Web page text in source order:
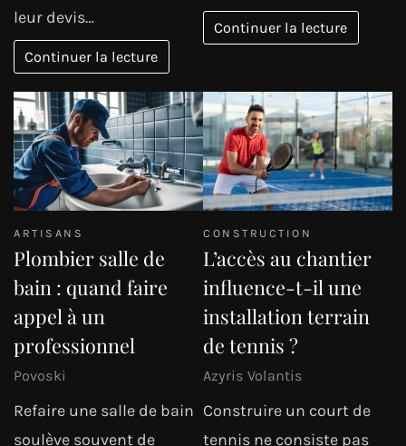
leur devis…
Continuer la lecture
Continuer la lecture
ARTISANS
Plombier salle de
bain : quand faire
appel à un
professionnel
Povoski
Refaire une salle de bain
soulève souvent de
CONSTRUCTION
L’accès au chantier
influence-t-il une
installation terrain
de tennis ?
Azyris Volantis
Construire un court de
tennis ne consiste pas